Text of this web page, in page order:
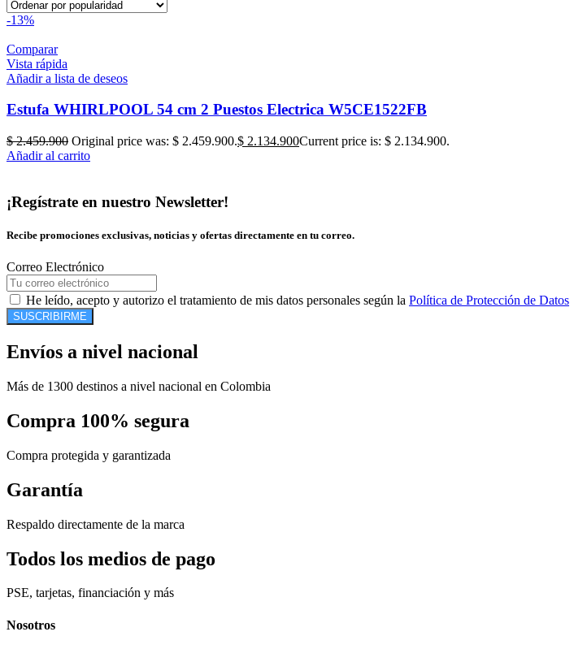
-13%
Comparar
Vista rápida
Añadir a lista de deseos
Estufa WHIRLPOOL 54 cm 2 Puestos Electrica W5CE1522FB
$2.459.900 Original price was: $ 2.459.900.$ 2.134.900Current price is: $ 2.134.900.
Añadir al carrito
¡Regístrate en nuestro Newsletter!
Recibe promociones exclusivas, noticias y ofertas directamente en tu correo.
Correo Electrónico
He leído, acepto y autorizo el tratamiento de mis datos personales según la Política de Protección de Datos
SUSCRIBIRME
Envíos a nivel nacional
Más de 1300 destinos a nivel nacional en Colombia
Compra 100% segura
Compra protegida y garantizada
Garantía
Respaldo directamente de la marca
Todos los medios de pago
PSE, tarjetas, financiación y más
Nosotros